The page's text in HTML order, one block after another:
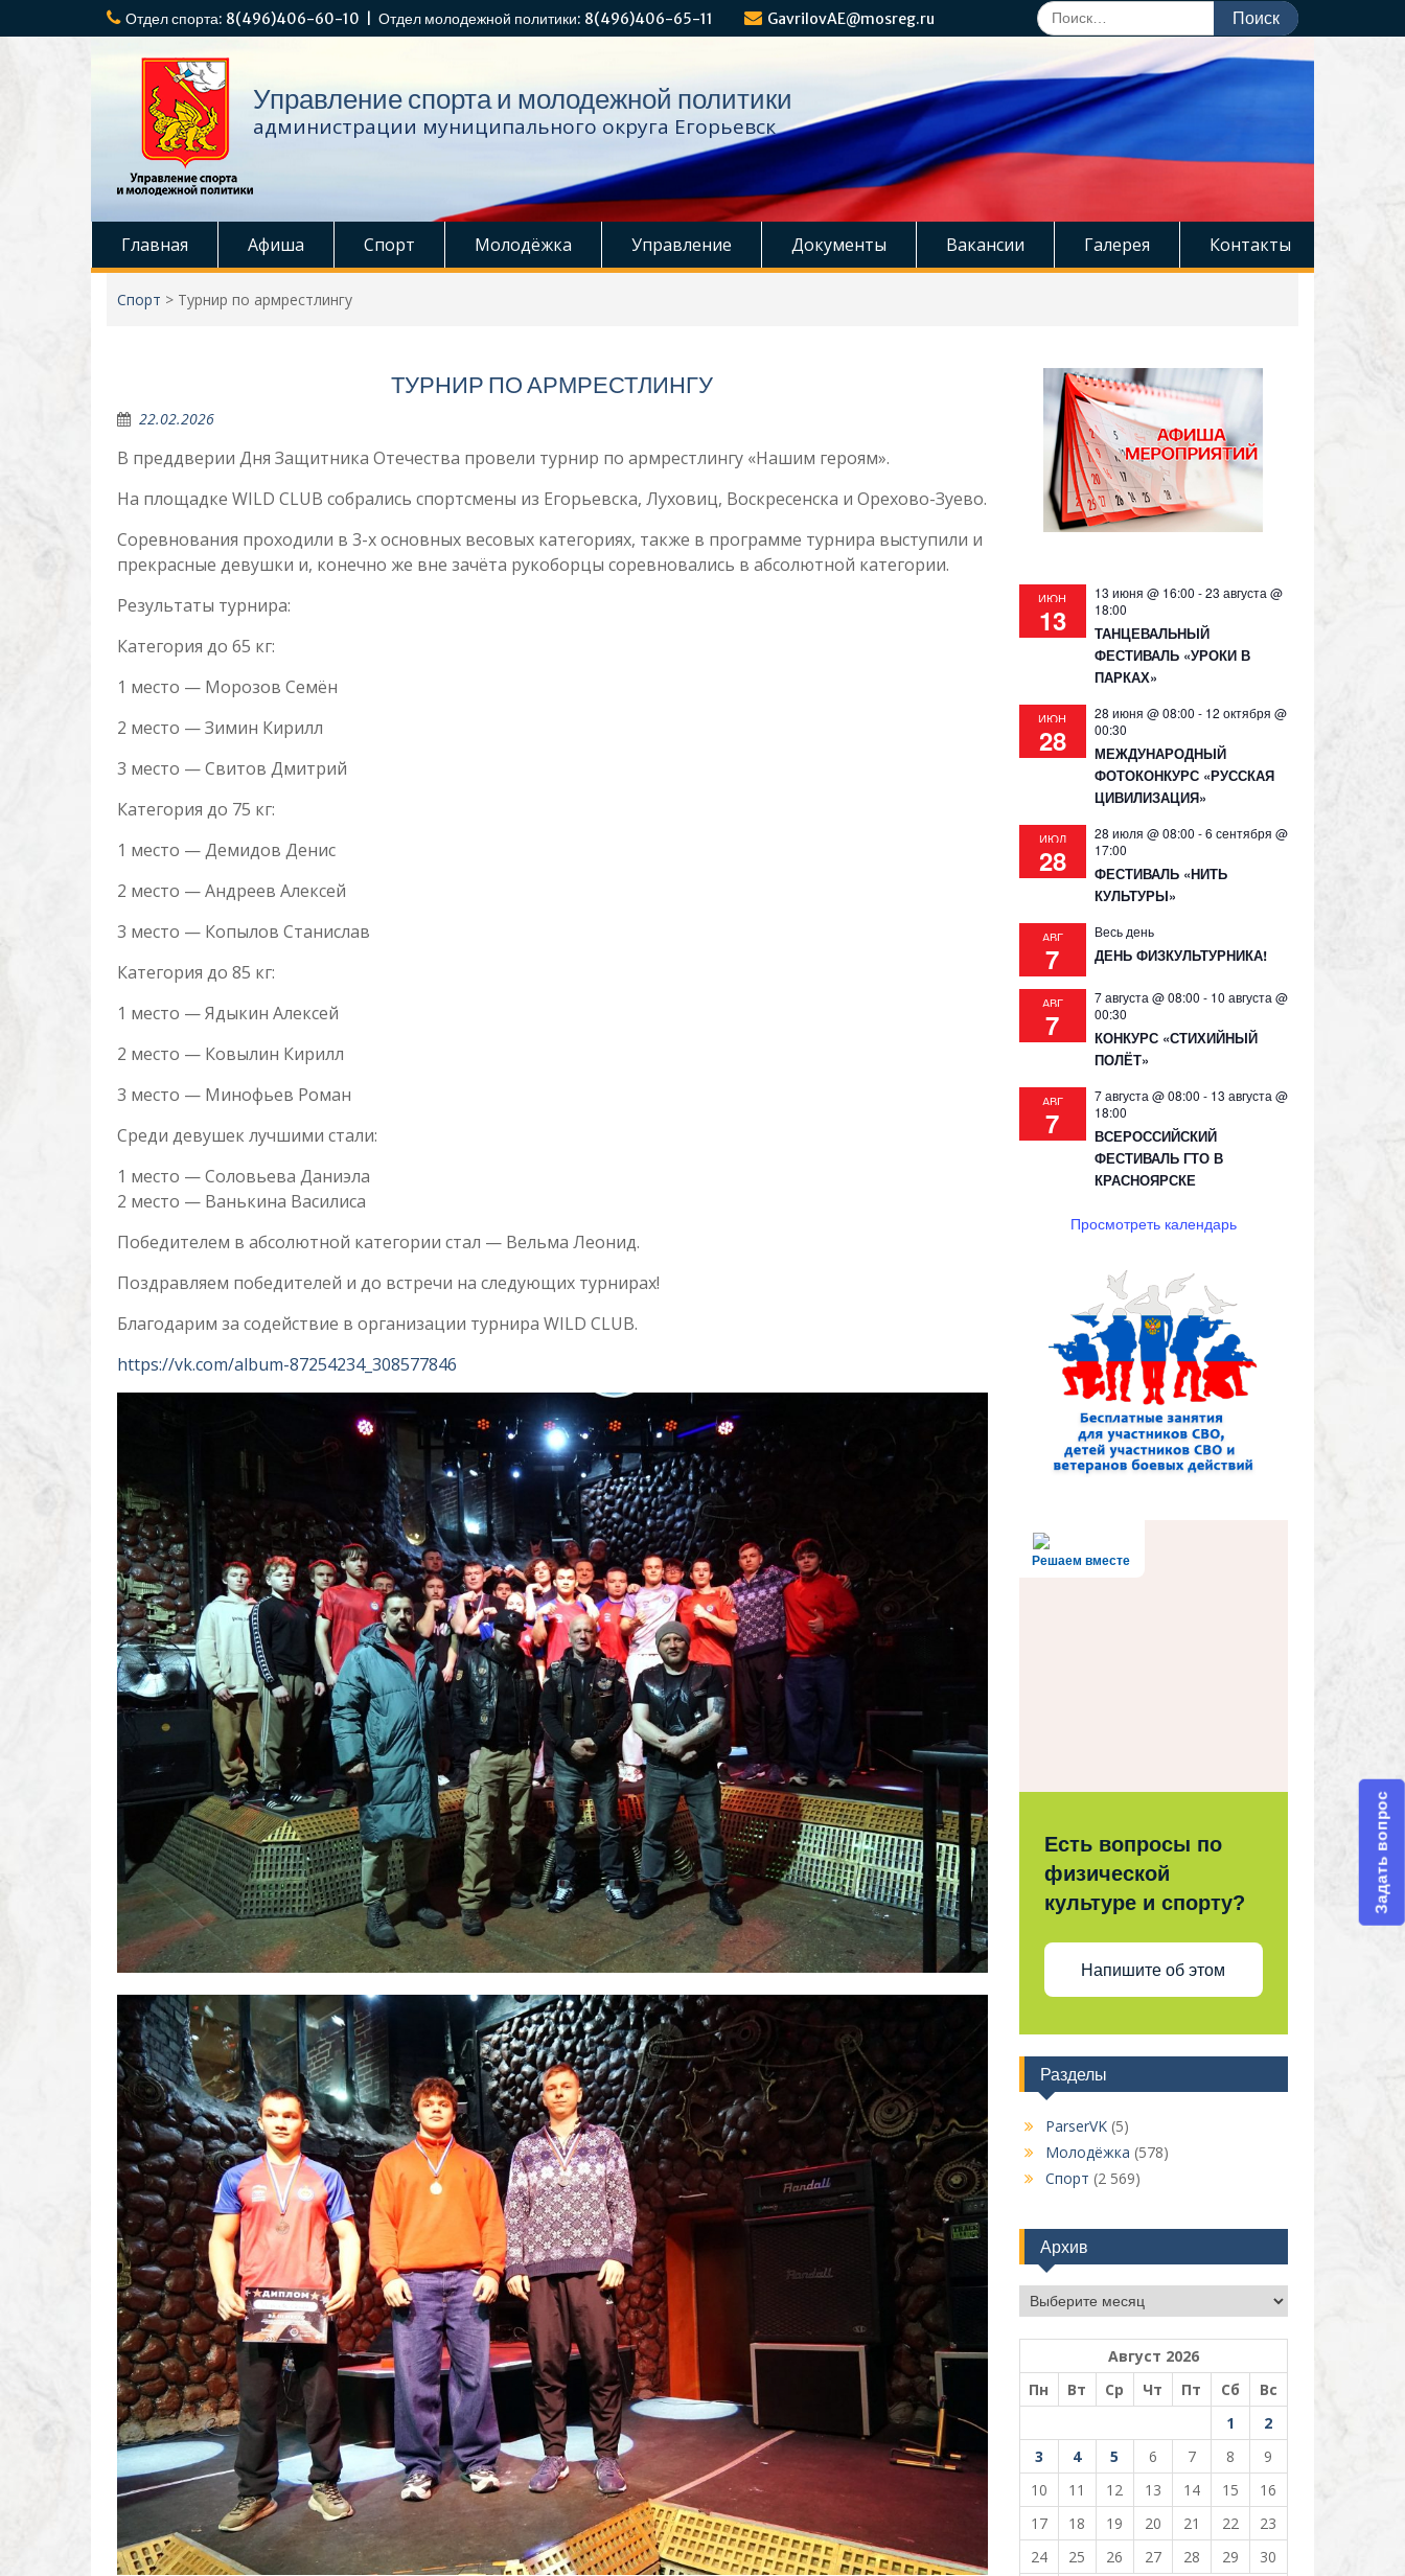
к
Отдел спорта: 8(496)406-60-10 | Отдел молодежной политики: 8(496)406-65-11 GavrilovAE@mosreg.ru
Поиск
по:
Управление спорта и молодежной политики
администрации муниципального округа Егорьевск
Главная Афиша Спорт Молодёжка Управление Документы Вакансии Галерея Контакты
Спорт > Турнир по армрестлингу
ТУРНИР ПО АРМРЕСТЛИНГУ
22.02.2026
В преддверии Дня Защитника Отечества провели турнир по армрестлингу «Нашим героям».
На площадке WILD CLUB собрались спортсмены из Егорьевска, Луховиц, Воскресенска и Орехово-Зуево.
Соревнования проходили в 3-х основных весовых категориях, также в программе турнира выступили и
прекрасные девушки и, конечно же вне зачёта рукоборцы соревновались в абсолютной категории.
Результаты турнира:
Категория до 65 кг:
1 место — Морозов Семён
2 место — Зимин Кирилл
3 место — Свитов Дмитрий
Категория до 75 кг:
1 место — Демидов Денис
2 место — Андреев Алексей
3 место — Копылов Станислав
Категория до 85 кг:
1 место — Ядыкин Алексей
2 место — Ковылин Кирилл
3 место — Минофьев Роман
Среди девушек лучшими стали:
1 место — Соловьева Даниэла
2 место — Ванькина Василиса
Победителем в абсолютной категории стал — Вельма Леонид.
Поздравляем победителей и до встречи на следующих турнирах!
Благодарим за содействие в организации турнира WILD CLUB.
https://vk.com/album-87254234_308577846
ИЮН
13
13 июня @ 16:00 -23 августа @
18:00
ТАНЦЕВАЛЬНЫЙ
ФЕСТИВАЛЬ «УРОКИ В
ПАРКАХ»
ИЮН
28
28 июня @ 08:00 - 12 октября @
00:30
МЕЖДУНАРОДНЫЙ
ФОТОКОНКУРС «РУССКАЯ
ЦИВИЛИЗАЦИЯ»
ИЮЛ
28
28 июля @ 08:00 -6 сентября @
17:00
ФЕСТИВАЛЬ «НИТЬ
КУЛЬТУРЫ»
АВГ
7
Весь день
ДЕНЬ ФИЗКУЛЬТУРНИКА!
АВГ
7
7 августа @ 08:00 - 10 августа @
00:30
КОНКУРС «СТИХИЙНЫЙ
ПОЛЁТ»
АВГ
7
7 августа @ 08:00 - 13 августа @
18:00
ВСЕРОССИЙСКИЙ
ФЕСТИВАЛЬ ГТО В
КРАСНОЯРСКЕ
Просмотреть календарь
Решаем вместе
Есть вопросы по
физической
культуре и спорту?
Напишите об этом
Разделы
ParserVK(5)
Молодёжка (578)
Спорт (2 569)
Архив
Архив
Август 2026
Пн
Вт Ср Чт Пт Сб
Вс
1
2
3
4 5 6 7 8
9
10
11 12 13 14 15
16
17
18 19 20 21 22
23
24
25 26 27 28 29
30
Задать вопрос